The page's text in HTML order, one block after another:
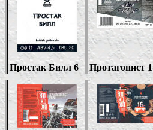
Простак Билл6 Протагонист 1